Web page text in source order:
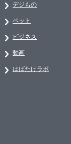
デジもの
ペット
ビジネス
動画
はばたけラボ